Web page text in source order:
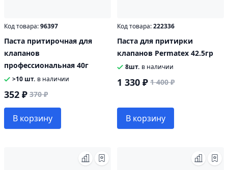
Код товара:96397
Паста притирочная для
клапанов
профессиональная 40г
>10 шт. в наличии
352 ₽ 370 ₽
В корзину
Код товара:222336
Паста для притирки
клапанов Permatex 42.5гр
8шт. в наличии
1 330 ₽ 1 400 ₽
В корзину